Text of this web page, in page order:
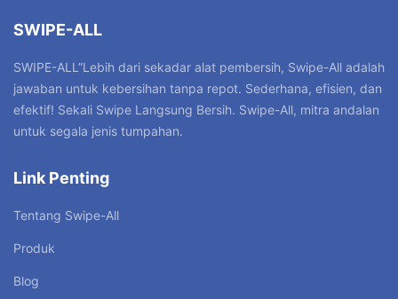
SWIPE-ALL
SWIPE-ALL”Lebih dari sekadar alat pembersih, Swipe-All adalah
jawaban untuk kebersihan tanpa repot. Sederhana, efisien, dan
efektif! Sekali Swipe Langsung Bersih. Swipe-All, mitra andalan
untuk segala jenis tumpahan.
Link Penting
Tentang Swipe-All
Produk
Blog